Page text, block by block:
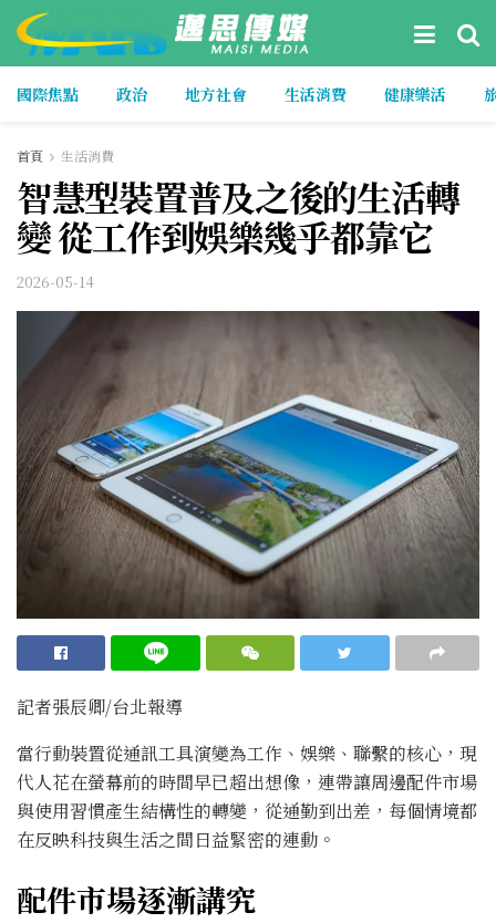
國際焦點 政治 地方社會 生活消費 健康樂活
首頁 生活消費
智慧型裝置普及之後的生活轉
變 從工作到娛樂幾乎都靠它
2026-05-14
記者張辰卿/台北報導
當行動裝置從通訊工具演變為工作、娛樂、聯繫的核心，現
代人花在螢幕前的時間早已超出想像，連帶讓周邊配件市場
與使用習慣產生結構性的轉變，從通勤到出差，每個情境都
在反映科技與生活之間日益緊密的連動。
配件市場逐漸講究